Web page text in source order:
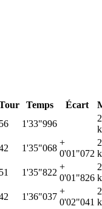
Temps Écart
56 1'33"996
1'35"068
+
0'01"072
51 1'35"822
+
0'01"826
1'36"037
+
0'02"041